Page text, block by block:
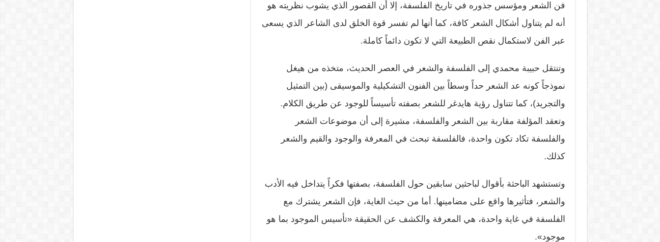
فن الشعر ومؤسس جذوره في تاريخ الفلسفة، إلا أن القصور الذي يشوب نظريته هو
أنه لم يتناول أشكال الشعر كافة، كما أنها لم تفسر قوة الخلق لدى الشاعر الذي يسعى
عبر الفن لاستكمال نقص الطبيعة التي لا تكون دائماً كاملة.
وتنتقل حبيبة محمدي إلى الفلسفة والشعر في العصر الحديث، متخذه من هيغل
نموذجاً كونه عد الشعر حداً وسطاً بين الفنون التشكيلية والموسيقى (بين التمثيل
والتجريد)، كما تتناول رؤية هايدغر للشعر بصفته تأسيساً للوجود عن طريق الكلام.
وتعقد المؤلفة مقاربة بين الشعر والفلسفة، مشيرة إلى أن موضوعات الشعر
والفلسفة تكاد تكون واحدة، فالفلسفة تبحث في المعرفة والوجود والقيم والشعر
كذلك.
وتستشهد الباحثة بأقوال لباحثين سابقين حول الفلسفة، بصفتها فكراً يتداخل فيه الأدب
والشعر، فتأثيرها واقع على مضامينها. أما من حيث الغاية، فإن الشعر يشترك مع
الفلسفة في غاية واحدة، هي المعرفة والكشف عن الحقيقة «تأسيس الموجود بما هو
موجود».